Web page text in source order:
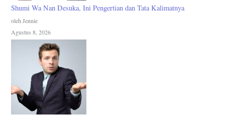
Shumi Wa Nan Desuka, Ini Pengertian dan Tata Kalimatnya
oleh Jennie
Agustus 8, 2026